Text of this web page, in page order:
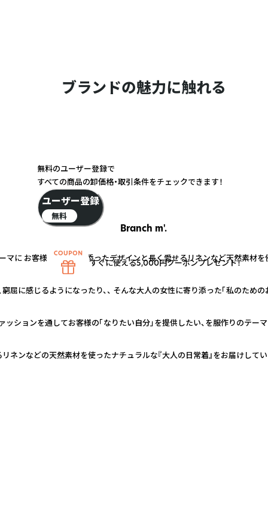
ブランドの魅力に触れる
Branch m'.
マに お客様の声に寄り添ったデザインと長く愛せるリネンなど天然素材
屈に感じるようになったり、、 そんな大人の女性に寄り添った「私のため
ションを通してお客様の「なりたい自分」を提供したい、を服作りのテー
ネンなどの天然素材を使ったナチュラルな『大人の日常着』をお届けしてい
無料のユーザー登録で
すべての商品の卸価格・取引条件をチェックできます！
ユーザー登録
無料
すぐに使える5,000円クーポンプレゼント！